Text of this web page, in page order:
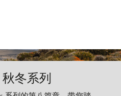
冬系列